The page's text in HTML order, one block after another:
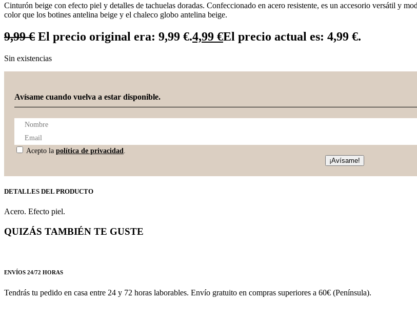
Cinturón beige con efecto piel y detalles de tachuelas doradas. Confeccionado en acero resistente, es un accesorio versátil y
color que los botines antelina beige y el chaleco globo antelina beige.
9,99€ El precio original era: 9,99 €.4,99 €El precio actual es: 4,99 €.
Sin existencias
Avísame cuando vuelva a estar disponible.
Acepto la política de privacidad.
¡Avísame!
DETALLES DEL PRODUCTO
Acero. Efecto piel.
QUIZÁS TAMBIÉN TE GUSTE
ENVÍOS 24/72 HORAS
Tendrás tu pedido en casa entre 24 y 72 horas laborables. Envío gratuito en compras superiores a 60€ (Península).